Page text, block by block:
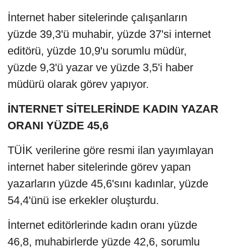
İnternet haber sitelerinde çalışanların
yüzde 39,3'ü muhabir, yüzde 37'si internet
editörü, yüzde 10,9'u sorumlu müdür,
yüzde 9,3'ü yazar ve yüzde 3,5'i haber
müdürü olarak görev yapıyor.
İNTERNET SİTELERİNDE KADIN YAZAR
ORANI YÜZDE 45,6
TÜİK verilerine göre resmi ilan yayımlayan
internet haber sitelerinde görev yapan
yazarların yüzde 45,6'sını kadınlar, yüzde
54,4'ünü ise erkekler oluşturdu.
İnternet editörlerinde kadın oranı yüzde
46,8, muhabirlerde yüzde 42,6, sorumlu